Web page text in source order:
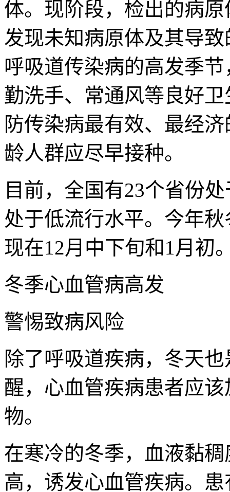
体。现阶段，检出的病
发现未知病原体及其导
呼吸道传染病的高发季
勤洗手、常通风等良好
防传染病最有效、最经
龄人群应尽早接种。
目前，全国有23个省份
处于低流行水平。今年
现在12月中下旬和1月初
冬季心血管病高发
警惕致病风险
除了呼吸道疾病，冬天
醒，心血管疾病患者应
物。
在寒冷的冬季，血液黏
高，诱发心血管疾病。